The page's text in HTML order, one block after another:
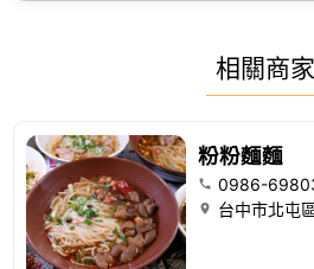
相關商家
粉粉麵麵
0986-
台中市北屯